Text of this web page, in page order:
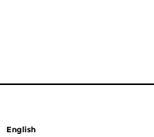
English